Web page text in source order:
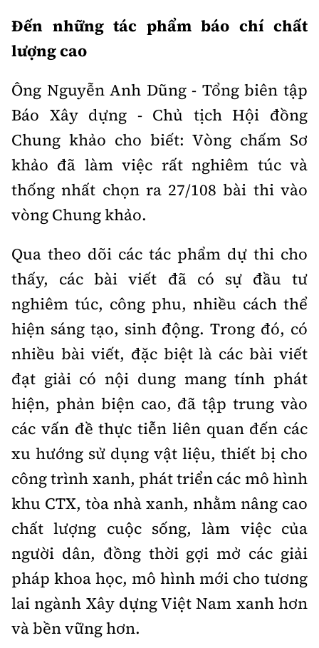
Đến những tác phẩm báo chí chất
lượng cao
Ông Nguyễn Anh Dũng - Tổng biên tập
Báo Xây dựng - Chủ tịch Hội đồng
Chung khảo cho biết: Vòng chấm Sơ
khảo đã làm việc rất nghiêm túc và
thống nhất chọn ra 27/108 bài thi vào
vòng Chung khảo.
Qua theo dõi các tác phẩm dự thi cho
thấy, các bài viết đã có sự đầu tư
nghiêm túc, công phu, nhiều cách thể
hiện sáng tạo, sinh động. Trong đó, có
nhiều bài viết, đặc biệt là các bài viết
đạt giải có nội dung mang tính phát
hiện, phản biện cao, đã tập trung vào
các vấn đề thực tiễn liên quan đến các
xu hướng sử dụng vật liệu, thiết bị cho
công trình xanh, phát triển các mô hình
khu CTX, tòa nhà xanh, nhằm nâng cao
chất lượng cuộc sống, làm việc của
người dân, đồng thời gợi mở các giải
pháp khoa học, mô hình mới cho tương
lai ngành Xây dựng Việt Nam xanh hơn
và bền vững hơn.